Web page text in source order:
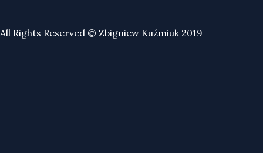
All Rights Reserved © Zbigniew Kuźmiuk 2019